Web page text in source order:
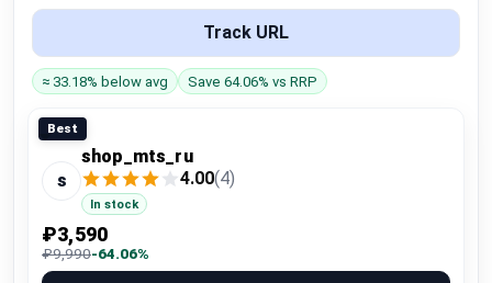
Track URL
≈ 33.18% below avg Save 64.06% vs RRP
Best
s
shop_mts_ru
4.00(4)
In stock
₽3,590
₽9,990-64.06%